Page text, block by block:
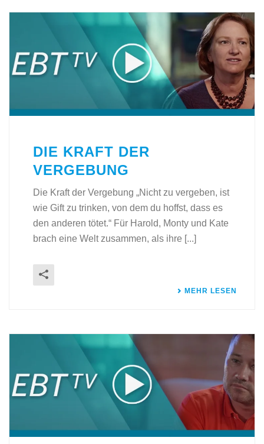
DIE KRAFT DER
VERGEBUNG
Die Kraft der Vergebung „Nicht zu vergeben, ist
wie Gift zu trinken, von dem du hoffst, dass es
den anderen tötet.“ Für Harold, Monty und Kate
brach eine Welt zusammen, als ihre [...]
MEHR LESEN